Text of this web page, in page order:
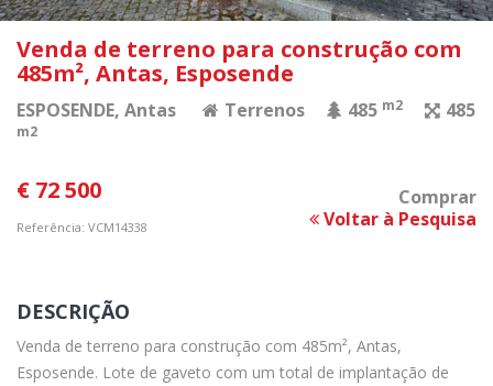
Venda de terreno para construção com
485m², Antas, Esposende
ESPOSENDE, Antas Terrenos 485 m2 485
m2
€ 72 500 Comprar
Referência: VCM14338 Voltar à Pesquisa
DESCRIÇÃO
Venda de terreno para construção com 485m², Antas,
Esposende. Lote de gaveto com um total de implantação de